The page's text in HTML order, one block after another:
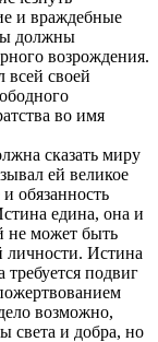
и враждебные
должны
возрождения.
всей своей
во имя
сказать миру
ей великое
обязанность
едина, она и
не может быть
личности. Истина
подвиг
возможно,
света и добра, но